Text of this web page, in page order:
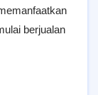
berjualan